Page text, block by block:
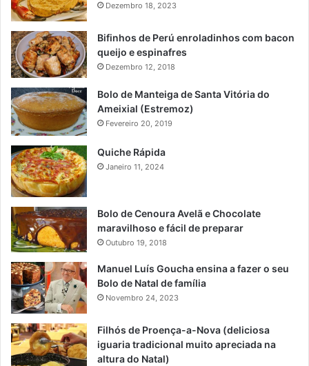
Dezembro 18, 2023
Bifinhos de Perú enroladinhos com bacon
queijo e espinafres
Dezembro 12, 2018
Bolo de Manteiga de Santa Vitória do
Ameixial (Estremoz)
Fevereiro 20, 2019
Quiche Rápida
Janeiro 11, 2024
Bolo de Cenoura Avelã e Chocolate
maravilhoso e fácil de preparar
Outubro 19, 2018
Manuel Luís Goucha ensina a fazer o seu
Bolo de Natal de família
Novembro 24, 2023
Filhós de Proença-a-Nova (deliciosa
iguaria tradicional muito apreciada na
altura do Natal)